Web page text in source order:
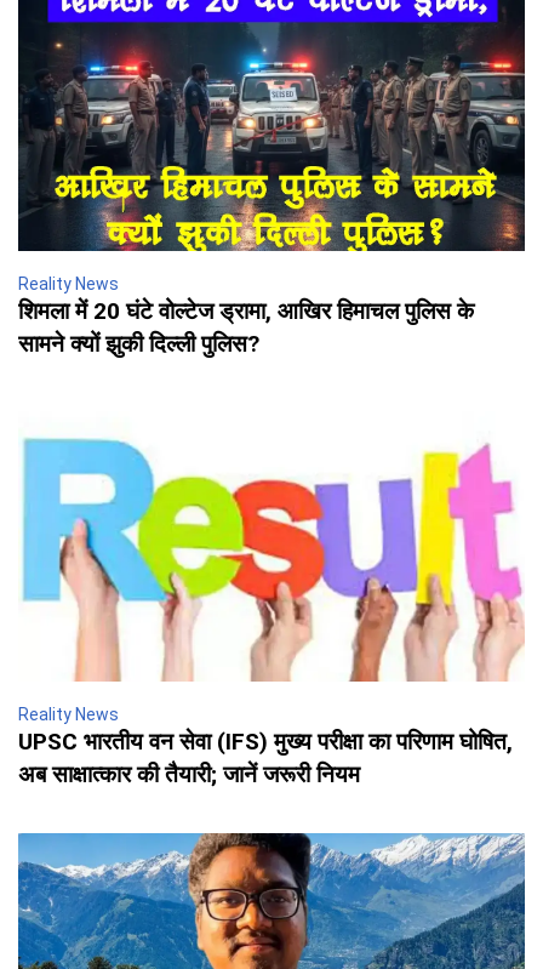
Reality News
शिमला में 20 घंटे वोल्टेज ड्रामा, आखिर हिमाचल पुलिस के
सामने क्यों झुकी दिल्ली पुलिस?
Reality News
UPSC भारतीय वन सेवा (IFS) मुख्य परीक्षा का परिणाम घोषित,
अब साक्षात्कार की तैयारी; जानें जरूरी नियम